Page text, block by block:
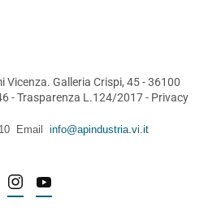
Vicenza. Galleria Crispi, 45 - 36100
-Trasparenza L.124/2017- Privacy
Email info@apindustria.vi.it